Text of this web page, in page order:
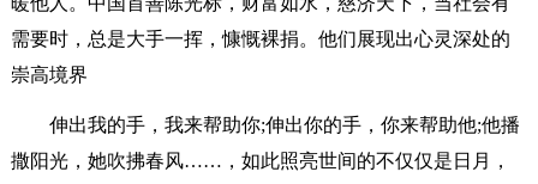
需要时，总是大手一挥，慷慨裸捐。他们展现出心灵深处的
崇高境界
伸出我的手，我来帮助你;伸出你的手，你来帮助他;他播
撒阳光，她吹拂春风……，如此照亮世间的不仅仅是日月，